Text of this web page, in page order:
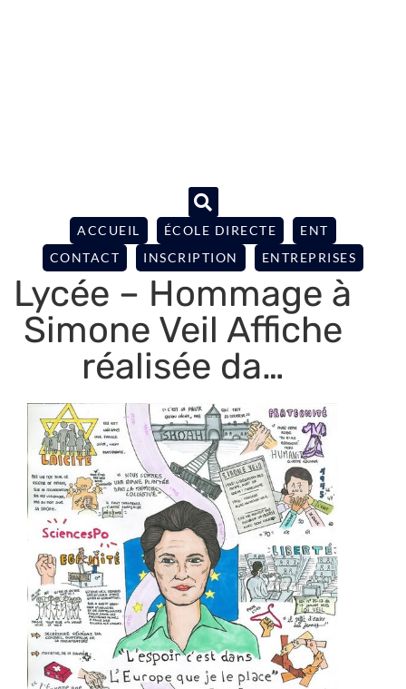
ACCUEIL ÉCOLE DIRECTE
ENT
CONTACT
INSCRIPTION ENTREPRISES
Lycée – Hommage à
Simone Veil Affiche
réalisée da…